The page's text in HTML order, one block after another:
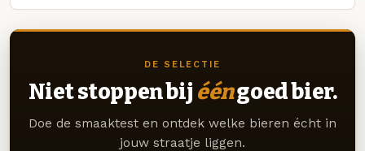
DE SELECTIE
Niet stoppen bij ééngoed bier.
Doe de smaaktest en ontdek welke bieren écht in
jouw straatje liggen.